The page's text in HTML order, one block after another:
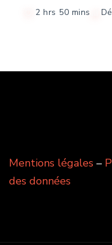
2 hrs 50 mins
Mentions légales –
des données